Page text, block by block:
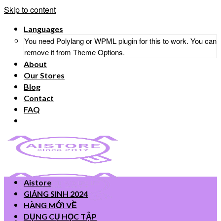
Skip to content
Languages
You need Polylang or WPML plugin for this to work. You can
remove it from Theme Options.
About
Our Stores
Blog
Contact
FAQ
Aistore
GIÁNG SINH 2024
HÀNG MỚI VỀ
DỤNG CỤ HỌC TẬP